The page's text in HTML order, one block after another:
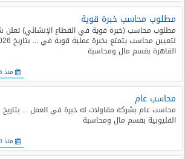
مطلوب محاسب خبرة قوية
مطلوب محاسب (خبرة قوية في القطاع الإنشائي) تعلن
القاهرة بقسم مال ومحاسبة
منذ 166 يوم
محاسب عام
القليوبية بقسم مال ومحاسبة
منذ 170 يوم